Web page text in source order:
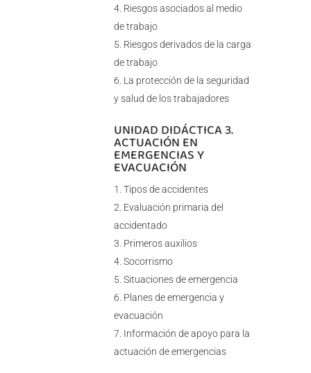
Riesgos asociados al medio
de trabajo
Riesgos derivados de la carga
de trabajo
La protección de la seguridad
y salud de los trabajadores
UNIDAD DIDÁCTICA 3.
ACTUACIÓN EN
EMERGENCIAS Y
EVACUACIÓN
Tipos de accidentes
Evaluación primaria del
accidentado
Primeros auxilios
Socorrismo
Situaciones de emergencia
Planes de emergencia y
evacuación
Información de apoyo para la
actuación de emergencias